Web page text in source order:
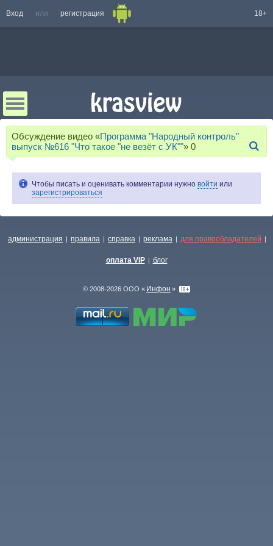
Вход или регистрация 18+
Обсуждение видео «Программа "Народный контроль"
выпуск №616 "Что такое "не везёт с УК""» 0
Чтобы писать и оценивать комментарии нужно войти или
зарегистрироваться
администрация | правила | справка | реклама | для правообладателей |
оплата VIP | блог
© 2008-2026 ООО « Инфон »